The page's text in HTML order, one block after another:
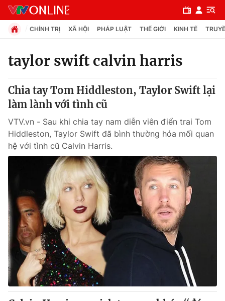
Chuyên mục
Chính trị
Xã hội
Pháp luật
Y tế
Thế giới
Tin tức
Thế giới đó đây
Câu chuyện quốc tế
Kinh tế
Tài chính
Thị trường
Dữ liệu và đời sống
CHÍNH TRỊ XÃ HỘI PHÁP LUẬT THẾ GIỚI KINH TẾ
taylor swift calvin harris
Chia tay Tom Hiddleston, Taylor Swift lại
làm lành với tình cũ
VTV.vn - Sau khi chia tay nam diễn viên điển trai Tom
Hiddleston, Taylor Swift đã bình thường hóa mối quan
hệ với tình cũ Calvin Harris.